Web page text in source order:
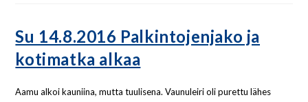
Su 14.8.2016 Palkintojenjako ja
kotimatka alkaa
Aamu alkoi kauniina, mutta tuulisena. Vaunuleiri oli purettu lähes